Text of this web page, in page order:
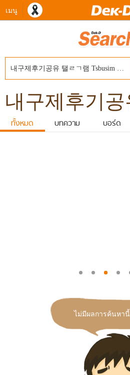
เมนู
ทั้งหมด บทความ บอร์ด
ไม่มีผลการค้นหานี้